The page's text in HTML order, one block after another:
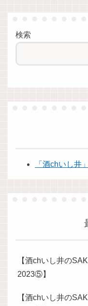
検索
「酒chいし井
【酒chいし井の
2023⑤】
【酒chいし井の